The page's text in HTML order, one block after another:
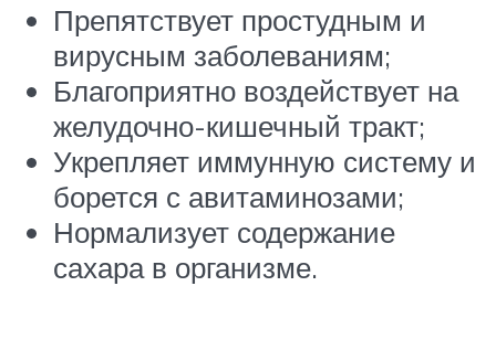
Препятствует простудным и
вирусным заболеваниям;
Благоприятно воздействует на
желудочно-кишечный тракт;
Укрепляет иммунную систему и
борется с авитаминозами;
Нормализует содержание
сахара в организме.